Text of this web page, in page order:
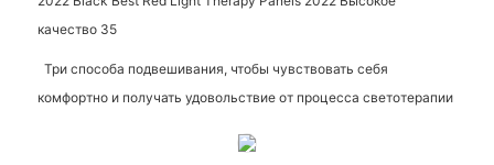
Три способа подвешивания, чтобы чувствовать себя
комфортно и получать удовольствие от процесса светотерапии